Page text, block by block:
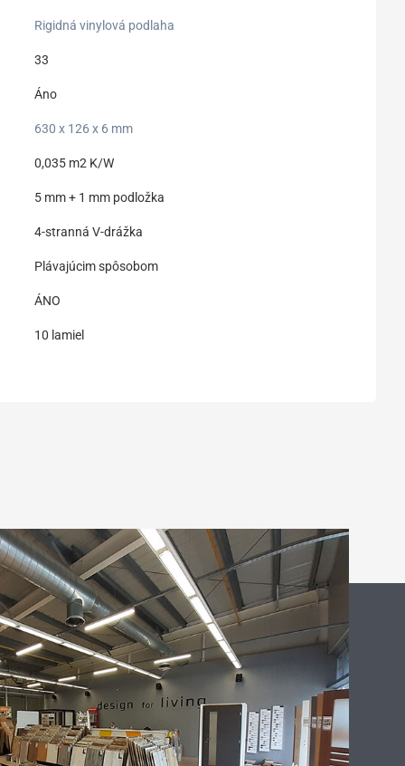
Rigidná vinylová podlaha
33
Áno
630 x 126 x 6 mm
0,035 m2 K/W
5 mm + 1 mm podložka
4-stranná V-drážka
Plávajúcim spôsobom
ÁNO
10 lamiel